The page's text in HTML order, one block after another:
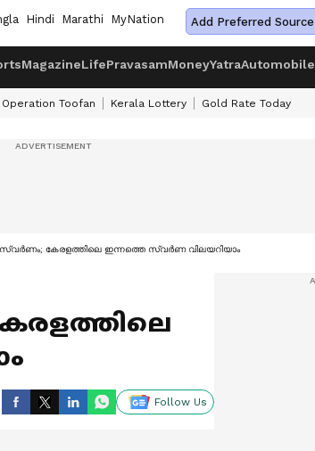
Hindi Marathi MyNation Add Preferred Source
MagazineLifePravasamMoneyYatraAutomobile
Operation Toofan Kerala Lottery Gold Rate Today
സ്വർണം; കേരളത്തിലെ ഇന്നത്തെ സ്വർണ വിലയറിയാം
Follow Us